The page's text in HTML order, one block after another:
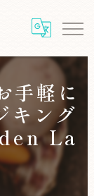
手軽に
キング
La